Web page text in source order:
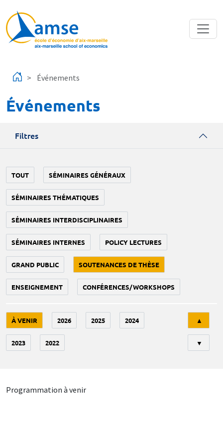
Événements
Événements
Filtres
TOUT SÉMINAIRES GÉNÉRAUX
SÉMINAIRES THÉMATIQUES
SÉMINAIRES INTERDISCIPLINAIRES
SÉMINAIRES INTERNES POLICY LECTURES
GRAND PUBLIC SOUTENANCES DE THÈSE
ENSEIGNEMENT CONFÉRENCES/WORKSHOPS
À VENIR 2026 2025 2024
2023 2022
▲
▼
Programmation à venir